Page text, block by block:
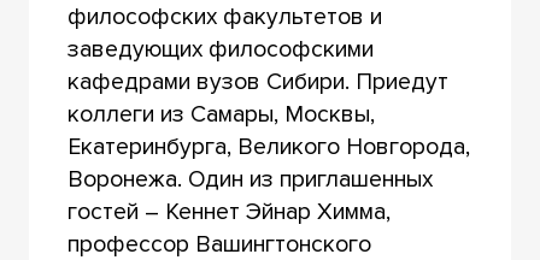
философских факультетов и
заведующих философскими
кафедрами вузов Сибири. Приедут
коллеги из Самары, Москвы,
Екатеринбурга, Великого Новгорода,
Воронежа. Один из приглашенных
гостей – Кеннет Эйнар Химма,
профессор Вашингтонского